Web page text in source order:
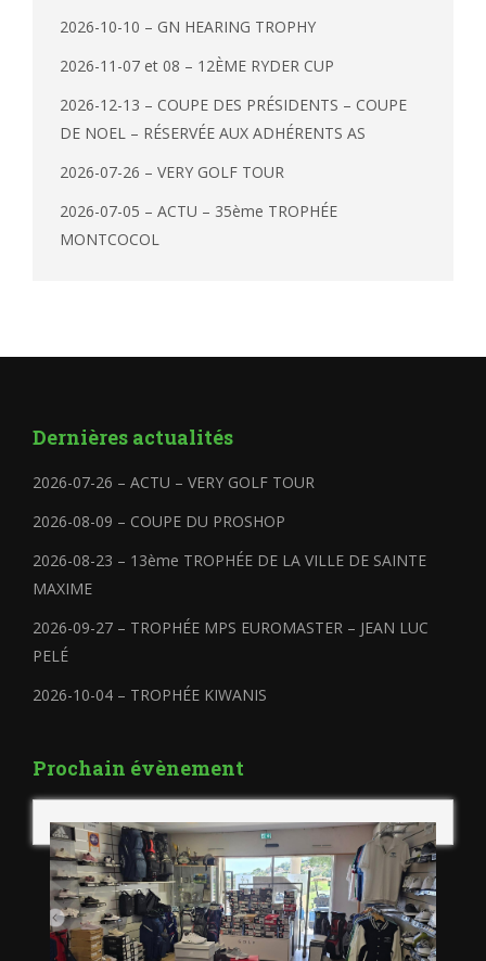
2026-10-10 – GN HEARING TROPHY
2026-11-07 et 08 – 12ÈME RYDER CUP
2026-12-13 – COUPE DES PRÉSIDENTS – COUPE
DE NOEL – RÉSERVÉE AUX ADHÉRENTS AS
2026-07-26 – VERY GOLF TOUR
2026-07-05 – ACTU – 35ème TROPHÉE
MONTCOCOL
Dernières actualités
2026-07-26 – ACTU – VERY GOLF TOUR
2026-08-09 – COUPE DU PROSHOP
2026-08-23 – 13ème TROPHÉE DE LA VILLE DE SAINTE
MAXIME
2026-09-27 – TROPHÉE MPS EUROMASTER – JEAN LUC
PELÉ
2026-10-04 – TROPHÉE KIWANIS
Prochain évènement